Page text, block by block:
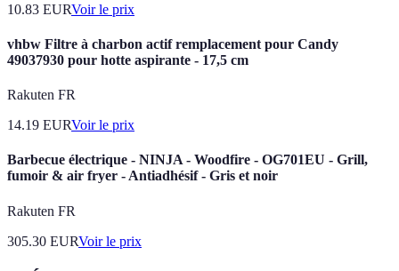
10.83 EURVoir le prix
vhbw Filtre à charbon actif remplacement pour Candy
49037930 pour hotte aspirante - 17,5 cm
Rakuten FR
14.19 EURVoir le prix
Barbecue électrique - NINJA - Woodfire - OG701EU - Grill,
fumoir & air fryer - Antiadhésif - Gris et noir
Rakuten FR
305.30 EURVoir le prix